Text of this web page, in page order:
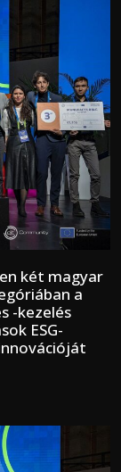
két magyar
a
-kezelés
ESG-